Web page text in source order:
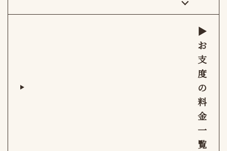
▶︎
お
支
度
の
料
金
一
覧